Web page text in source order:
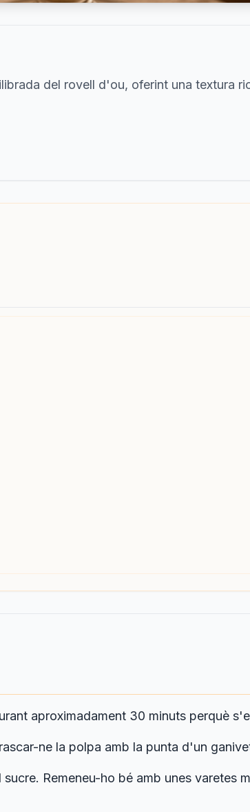
del rovell d'ou, oferint una textura
aproximadament 30 minuts perquè
ne la polpa amb la punta d'un
Remeneu-ho bé amb unes varetes